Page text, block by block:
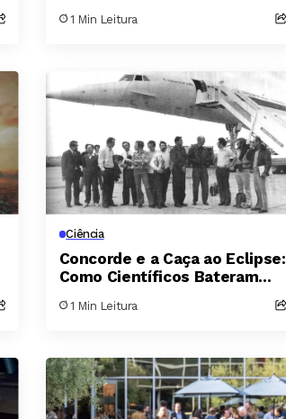
1 Min Leitura
Ciência
Concorde e a Caça ao Eclipse:
Como Científicos Bateram
Sombra da Lua por 74
1 Min Leitura